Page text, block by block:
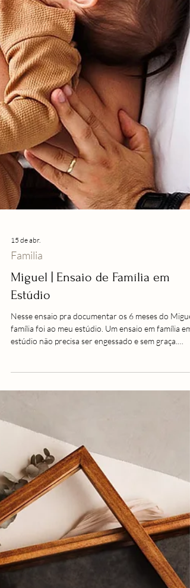
15 de abr.
Miguel | Ensaio de Família em
Estúdio
Nesse ensaio pra documentar os 6 meses do
família foi ao meu estúdio. Um ensaio em família em
estúdio não precisa ser engessado e sem graça.
Mesmo em estúdio, com uma boa direção,
conseguimos fotos naturais e cheias de